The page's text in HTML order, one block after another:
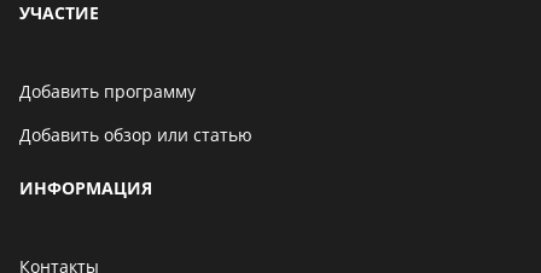
УЧАСТИЕ
Добавить программу
Добавить обзор или статью
ИНФОРМАЦИЯ
Контакты